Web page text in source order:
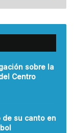
sobre la
Centro
de su canto en